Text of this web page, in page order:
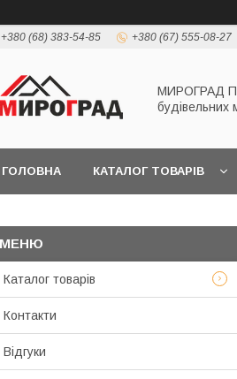
+380 (68) 383-54-85 +380 (67) 555-08-27
МИРОГРАД
будівельних
ГОЛОВНА КАТАЛОГ ТОВАРІВ
Каталог товарів
Контакти
Відгуки